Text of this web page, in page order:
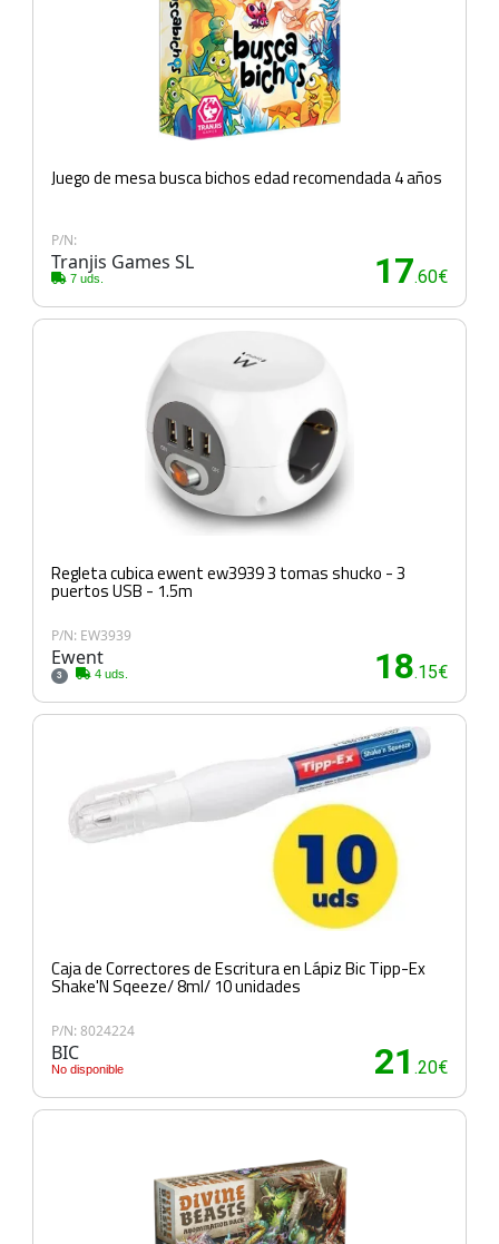
Juego de mesa busca bichos edad recomendada 4 años
P/N:
Tranjis Games SL
7 uds. 17.60€
Regleta cubica ewent ew3939 3 tomas shucko - 3
puertos USB - 1.5m
P/N: EW3939
Ewent
3 4 uds. 18.15€
Caja de Correctores de Escritura en Lápiz Bic Tipp-Ex
Shake'N Sqeeze/ 8ml/ 10 unidades
P/N: 8024224
BIC
No disponible 21 .20€